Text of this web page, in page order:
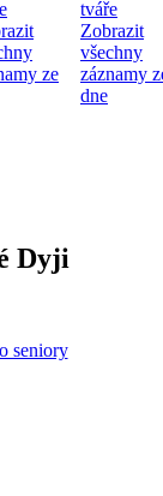
ze
tváře
Zobrazit
všechny
záznamy
dne
Dyji
seniory